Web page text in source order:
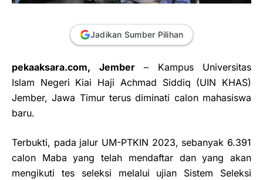
Jadikan Sumber Pilihan
pekaaksara.com, Jember– Kampus Universitas
Islam Negeri Kiai Haji Achmad Siddiq (UIN KHAS)
Jember, Jawa Timur terus diminati calon mahasiswa
baru.
Terbukti, pada jalur UM-PTKIN 2023, sebanyak 6.391
calon Maba yang telah mendaftar dan yang akan
mengikuti tes seleksi melalui ujian Sistem Seleksi